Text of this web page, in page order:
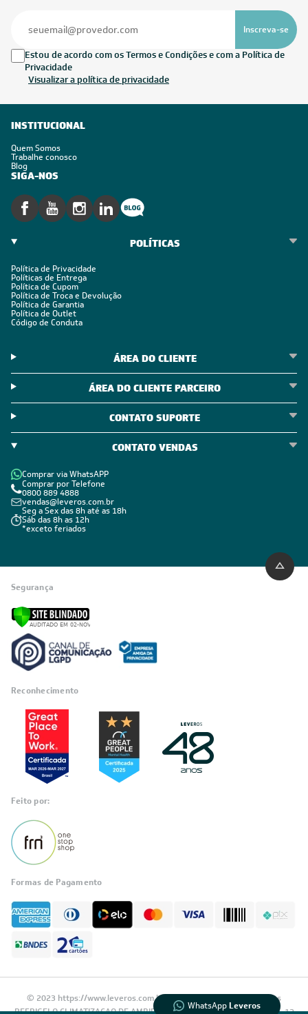
Inscreva-se
Estou de acordo com os Termos e Condições e com a Política de
Privacidade
Visualizar a política de privacidade
INSTITUCIONAL
Quem Somos
Trabalhe conosco
Blog
SIGA-NOS
POLÍTICAS
Política de Privacidade
Políticas de Entrega
Política de Cupom
Política de Troca e Devolução
Política de Garantia
Política de Outlet
Código de Conduta
ÁREA DO CLIENTE
ÁREA DO CLIENTE PARCEIRO
CONTATO SUPORTE
CONTATO VENDAS
Comprar via WhatsAPP
Comprar por Telefone
0800 889 4888
vendas@leveros.com.br
Seg a Sex das 8h até as 18h
Sáb das 8h as 12h
*exceto feriados
Segurança
Reconhecimento
Feito por:
Formas de Pagamento
© 2023 https://www.leveros.com.br Todos os diretitos reservados
WhatsAppLeveros
Fale com a LIA